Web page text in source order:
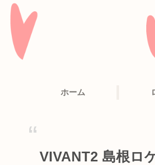
ホーム
VIVANT2 島根ロ